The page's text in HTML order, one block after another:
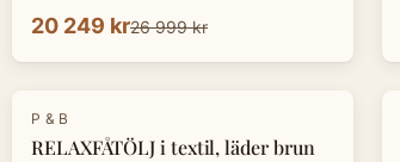
20 249 kr26 999 kr
P & B
RELAXFÅTÖLJ i textil, läder brun